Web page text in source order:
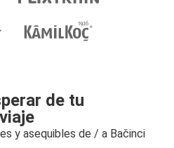
de tu
viaje
y asequibles de / a Bačinci